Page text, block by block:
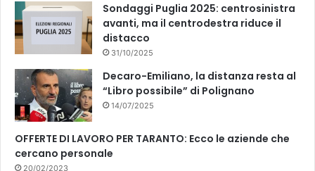
Sondaggi Puglia 2025: centrosinistra
avanti, ma il centrodestra riduce il
distacco
31/10/2025
Decaro-Emiliano, la distanza resta al
“Libro possibile” di Polignano
14/07/2025
OFFERTE DI LAVORO PER TARANTO: Ecco le aziende che
cercano personale
20/02/2023